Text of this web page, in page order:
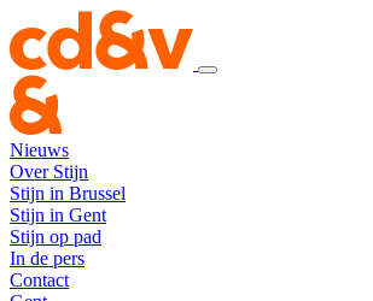
Nieuws
Over Stijn
Stijn in Brussel
Stijn in Gent
Stijn op pad
In de pers
Contact